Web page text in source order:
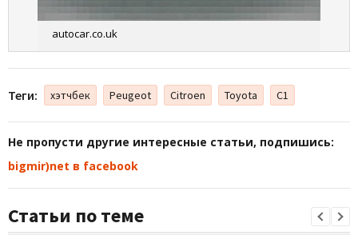
autocar.co.uk
Теги: хэтчбек Peugeot Citroen Toyota C1
Не пропусти другие интересные статьи, подпишись:
bigmir)net в facebook
Статьи по теме